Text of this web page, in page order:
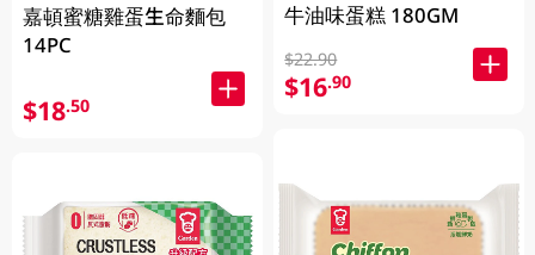
嘉頓蜜糖雞蛋生命麵包
14PC
$18.50
牛油味蛋糕 180GM
$22.90
$16.90